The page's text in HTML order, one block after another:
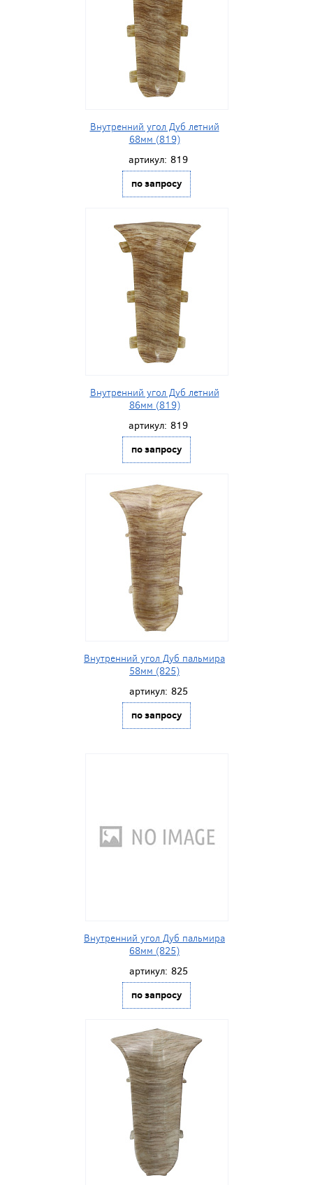
Внутренний угол Дуб летний
68мм (819)
артикул: 819
по запросу
Внутренний угол Дуб летний
86мм (819)
артикул: 819
по запросу
Внутренний угол Дуб пальмира
58мм (825)
артикул: 825
по запросу
Внутренний угол Дуб пальмира
68мм (825)
артикул: 825
по запросу